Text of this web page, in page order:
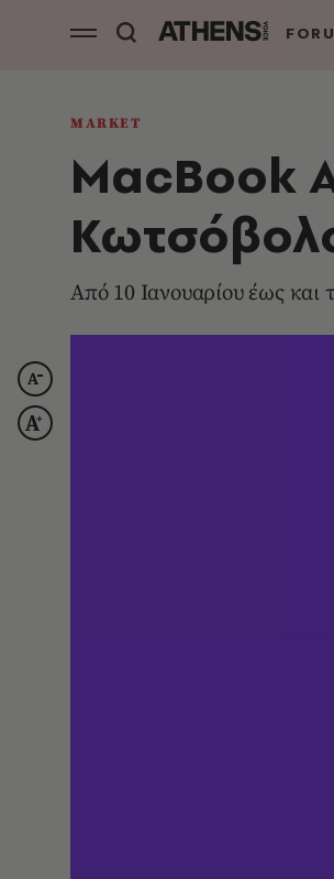
MARKET
MacBook
Από 10 Ιανουαρίου έως και